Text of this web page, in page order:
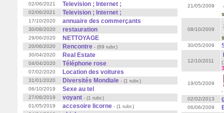
02/06/2021 Television ; Internet ;
02/06/2021 Television ; Internet ;
17/10/2020 annuaire des commerçants
30/08/2020 restauration
29/06/2020 NETTOYAGE
20/06/2020 Rencontre - (69 rubr.)
30/04/2020
Real Estate
04/04/2020 Téléphone rose
07/02/2020 Location des voitures
31/01/2020 Diversités Mondiale - (1 rubr.)
06/10/2019
Sexe au tel
27/06/2019 voyant - (1 rubr.)
01/05/2019
accesoire licorne - (1 rubr.)
21/05/2009
08/10/2009
30/05/2009
12/10/2011
19/05/2009
-
02/02/2013
06/06/2009